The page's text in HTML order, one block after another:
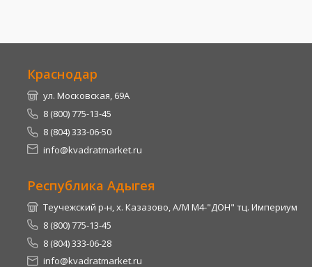
Краснодар
ул. Московская, 69А
8 (800) 775-13-45
8 (804) 333-06-50
info@kvadratmarket.ru
Республика Адыгея
Теучежский р-н, х. Казазово, А/М М4-"ДОН" тц. Империум
8 (800) 775-13-45
8 (804) 333-06-28
info@kvadratmarket.ru